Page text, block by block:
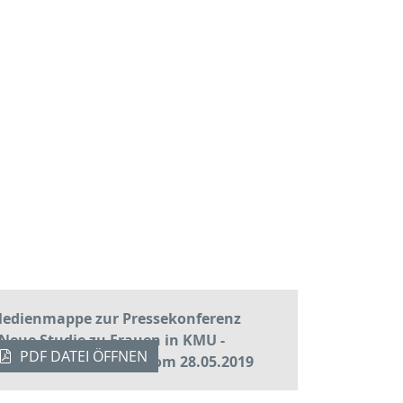
zur Pressekonferenz
Studie zu Frauen in KMU -
stark» vom 28.05.2019
PDF DATEI ÖFFNEN